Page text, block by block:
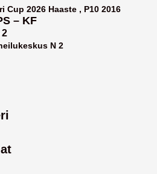
Cup 2026 Haaste , P10 2016
– KF
2
N 2